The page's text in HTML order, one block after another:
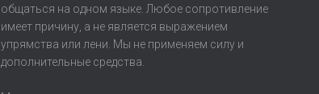
общаться на одном языке. Любое сопротивление
имеет причину, а не является выражением
упрямства или лени. Мы не применяем силу и
дополнительные средства.